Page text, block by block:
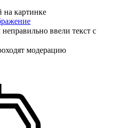
на картинке
ввели текст с
модерацию